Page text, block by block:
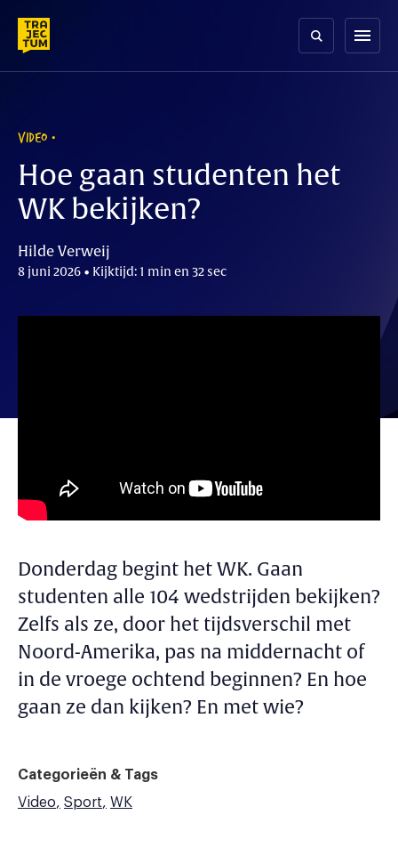
content
menu
VIDEO
Hoe gaan studenten het
WK bekijken?
Hilde Verweij
8 juni 2026 • Kijktijd: 1 min en 32 sec
Donderdag begint het WK. Gaan
studenten alle 104 wedstrijden bekijken?
Zelfs als ze, door het tijdsverschil met
Noord-Amerika, pas na middernacht of
in de vroege ochtend beginnen? En hoe
gaan ze dan kijken? En met wie?
Categorieën & Tags
Video
Sport WK